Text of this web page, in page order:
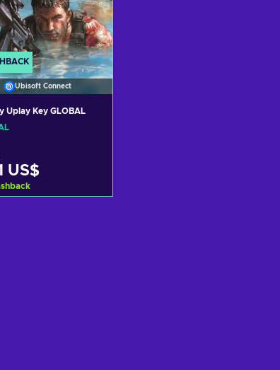
Ubisoft Connect
Uplay Key GLOBAL
US$